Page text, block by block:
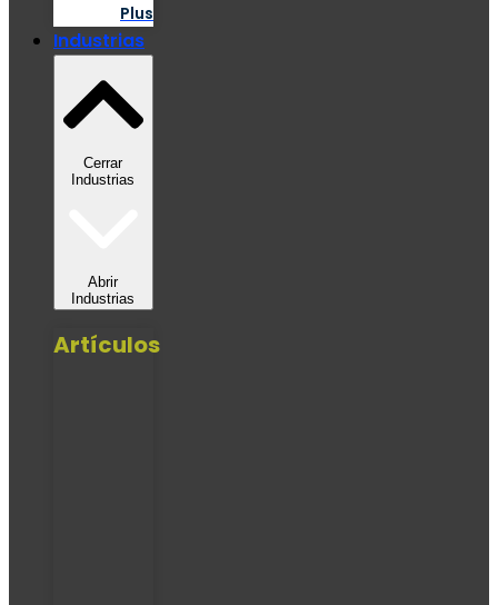
Plus
Industrias
Cerrar
Industrias
Abrir
Industrias
Artículos